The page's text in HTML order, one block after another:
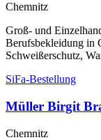
Chemnitz
Groß- und
Berufsbekleidung in
Schweißerschutz,
SiFa-Bestellung
Müller Birgit
Chemnitz